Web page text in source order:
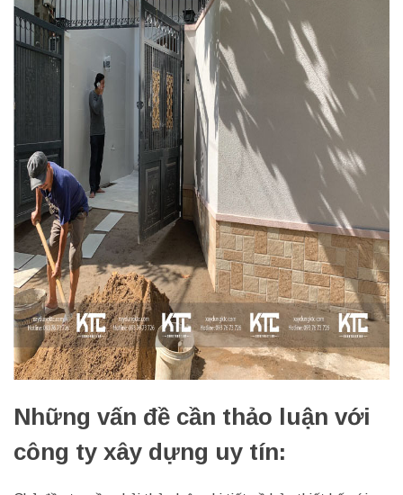
Những vấn đề cần thảo luận với
công ty xây dựng uy tín: